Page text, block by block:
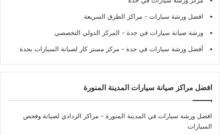
افضل ورشة سيارات - مراكز الطرق السريعة
ورشة صيانة سيارات في جدة - المركز الدولي التخصصي
أفضل ورشة سيارات في جدة - مركز مستر كار لصيانة السيارات بجدة
افضل مراكز صيانة سيارات المدينة المنورة
افضل ورشة سيارات في المدينة المنورة - مراكز الردادي لصيانة وفحص
السيارات